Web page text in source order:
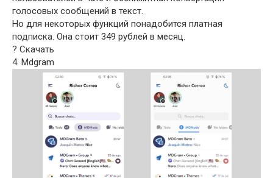
голосовых сообщений в текст.
Но для некоторых функций понадобится платная
подписка. Она стоит 349 рублей в месяц.
? Скачать
4. Mdgram